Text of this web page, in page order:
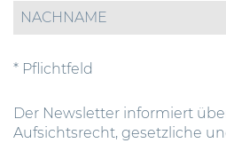
* Pflichtfeld
Der Newsletter informiert
Aufsichtsrecht, gesetzliche